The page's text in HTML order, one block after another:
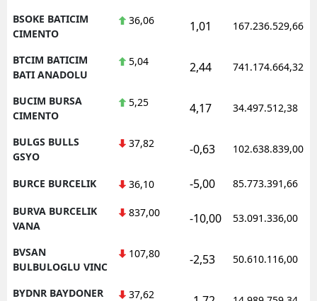
BSOKE BATICIM
CIMENTO
36,06 1,01 167.236.529,66
BTCIM BATICIM
BATI ANADOLU
5,04 2,44 741.174.664,32
BUCIM BURSA
CIMENTO
5,25 4,17 34.497.512,38
BULGS BULLS
GSYO
37,82 -0,63 102.638.839,00
BURCE BURCELIK 36,10 -5,00 85.773.391,66
BURVA BURCELIK
VANA
837,00 -10,00 53.091.336,00
BVSAN
BULBULOGLU VINC
107,80 -2,53 50.610.116,00
BYDNR BAYDONER
37,62